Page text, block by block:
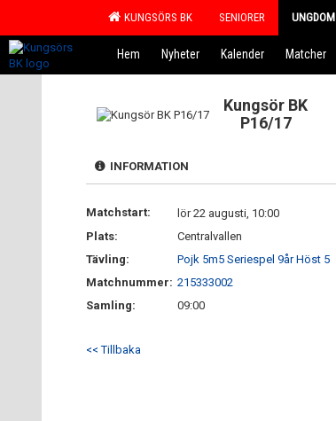
KUNGSÖRS BK SENIORER UNGDOM
Hem Nyheter Kalender Matcher
Kungsör BK
P16/17
INFORMATION
Matchstart:
lör 22 augusti, 10:00
Plats:
Centralvallen
Tävling:
Pojk 5m5 Seriespel 9år Höst 5
Matchnummer: 215333002
Samling:
09:00
<< Tillbaka